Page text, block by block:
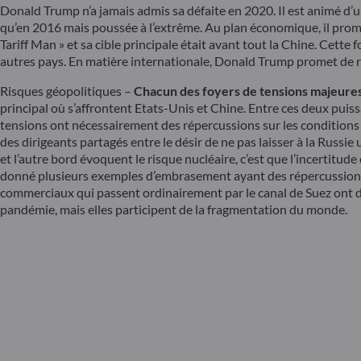
Donald Trump n’a jamais admis sa défaite en 2020. Il est animé
qu’en 2016 mais poussée à l’extrême. Au plan économique, il
Tariff Man » et sa cible principale était avant tout la Chine. Cette
autres pays. En matière internationale, Donald Trump promet de
Risques géopolitiques – Chacun des foyers de tensions
principal où s’affrontent Etats-Unis et Chine. Entre ces deux
tensions ont nécessairement des répercussions sur les
des dirigeants partagés entre le désir de ne pas laisser à la
et l’autre bord évoquent le risque nucléaire, c’est que
donné plusieurs exemples d’embrasement ayant des
commerciaux qui passent ordinairement par le canal de Suez
pandémie, mais elles participent de la fragmentation du monde.